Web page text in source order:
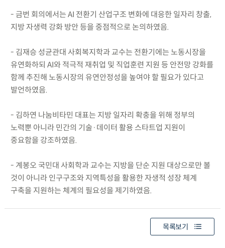
- 금번 회의에서는 AI 전환기 산업구조 변화에 대응한 일자리 창출,
지방 자생력 강화 방안 등을 중점적으로 논의하였음.
- 김재승 성균관대 사회복지학과 교수는 전환기에는 노동시장을
유연화하되 AI와 적극적 재취업 및 직업훈련 지원 등 안전망 강화를
함께 추진해 노동시장의 유연안정성을 높여야 할 필요가 있다고
발언하였음.
- 김하연 나눔비타민 대표는 지방 일자리 확충을 위해 정부의
노력뿐 아니라 민간의 기술·데이터 활용 스타트업 지원이
중요함을 강조하였음.
- 계봉오 국민대 사회학과 교수는 지방을 단순 지원 대상으로만 볼
것이 아니라 인구구조와 지역특성을 활용한 자생적 성장 체계
구축을 지원하는 체계의 필요성을 제기하였음.
목록보기